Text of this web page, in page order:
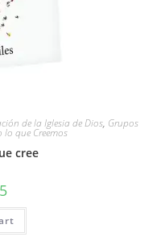
de la Iglesia de Dios, Grupos
lo que Creemos
cree